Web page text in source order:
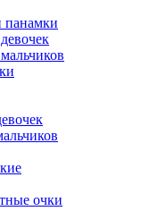
панамки
очки